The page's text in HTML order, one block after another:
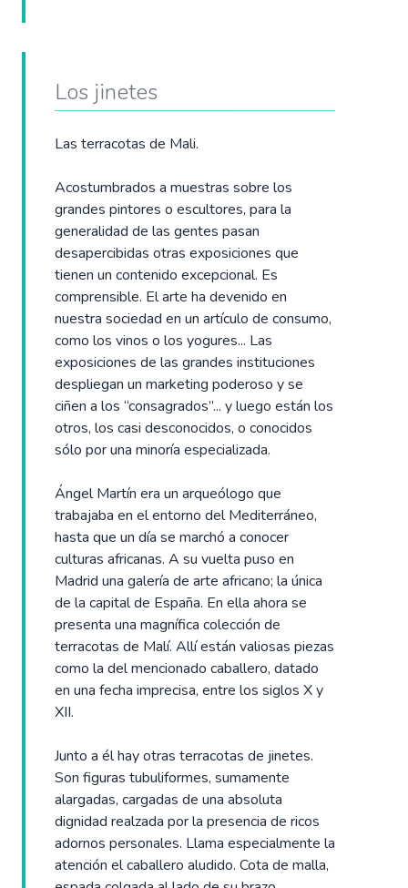
Los jinetes
Las terracotas de Mali.
Acostumbrados a muestras sobre los
grandes pintores o escultores, para la
generalidad de las gentes pasan
desapercibidas otras exposiciones que
tienen un contenido excepcional. Es
comprensible. El arte ha devenido en
nuestra sociedad en un artículo de consumo,
como los vinos o los yogures... Las
exposiciones de las grandes instituciones
despliegan un marketing poderoso y se
ciñen a los “consagrados”... y luego están los
otros, los casi desconocidos, o conocidos
sólo por una minoría especializada.
Ángel Martín era un arqueólogo que
trabajaba en el entorno del Mediterráneo,
hasta que un día se marchó a conocer
culturas africanas. A su vuelta puso en
Madrid una galería de arte africano; la única
de la capital de España. En ella ahora se
presenta una magnífica colección de
terracotas de Malí. Allí están valiosas piezas
como la del mencionado caballero, datado
en una fecha imprecisa, entre los siglos X y
XII.
Junto a él hay otras terracotas de jinetes.
Son figuras tubuliformes, sumamente
alargadas, cargadas de una absoluta
dignidad realzada por la presencia de ricos
adornos personales. Llama especialmente la
atención el caballero aludido. Cota de malla,